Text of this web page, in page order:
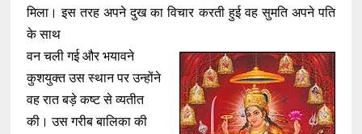
मिला। इस तरह अपने दुख का विचार करती हुई वह सुमति अपने पति
के साथ
वन चली गई और भयावने
कुशयुक्त उस स्थान पर उन्होंने
वह रात बड़े कष्ट से व्यतीत
की। उस गरीब बालिका की